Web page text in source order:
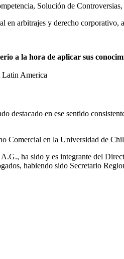
, Solución de Controversias,
en arbitrajes y derecho
a la hora de aplicar sus
Latin America
destacado en ese sentido
Comercial en la Universidad de
ha sido y es integrante del
habiendo sido Secretario